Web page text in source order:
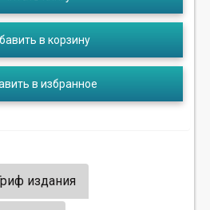
в корзину
в избранное
издания